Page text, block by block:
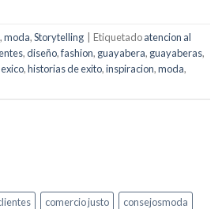
,moda,Storytelling Etiquetadoatencion al
,diseño,fashion, guayabera, guayaberas,
,historias de exito,inspiracion,moda,
comercio justo
consejosmoda